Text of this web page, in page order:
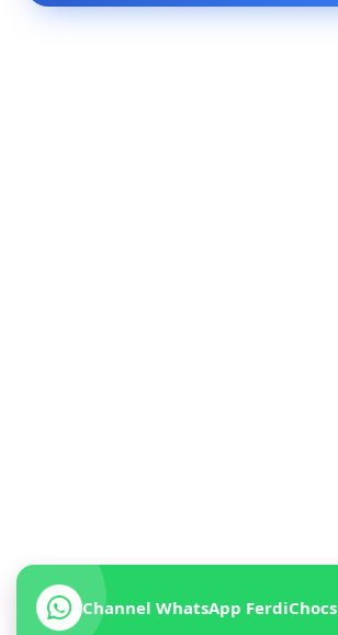
Channel WhatsApp FerdiChocs